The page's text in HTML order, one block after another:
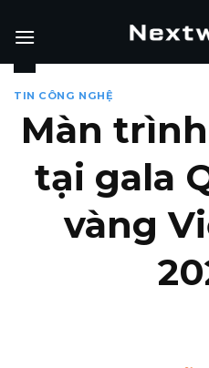
TIN CÔNG NGHỆ
Màn
tại gala
vàng